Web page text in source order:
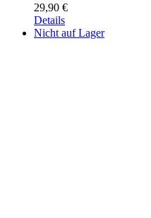
29,90 €
Details
Nicht auf Lager